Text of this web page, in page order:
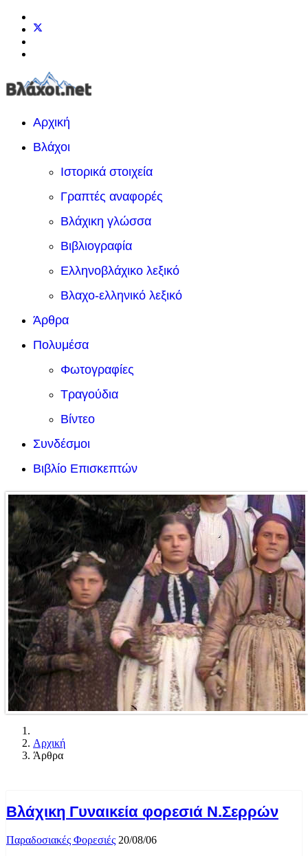
Αρχική
Βλάχοι
Ιστορικά στοιχεία
Γραπτές αναφορές
Βλάχικη γλώσσα
Βιβλιογραφία
Ελληνοβλάχικο λεξικό
Βλαχο-ελληνικό λεξικό
Άρθρα
Πολυμέσα
Φωτογραφίες
Τραγούδια
Βίντεο
Συνδέσμοι
Βιβλίο Επισκεπτών
Αρχική
Άρθρα
Βλάχικη Γυναικεία φορεσιά Ν.Σερρών
Παραδοσιακές Φορεσιές 20/08/06